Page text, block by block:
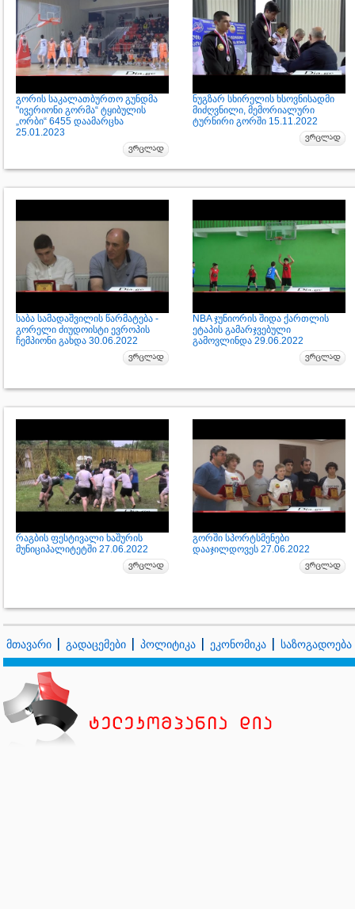
გორის საკალათბურთო გუნდმა
"ივერიონი გორმა“ ტყიბულის
„ორბი“ 6455 დაამარცხა
25.01.2023
ნუგზარ სხირელის ხსოვნისადმი
მიძღვნილი, მემორიალური
ტურნირი გორში 15.11.2022
საბა სამადაშვილის წარმატება -
გორელი ძიუდოისტი ევროპის
ჩემპიონი გახდა 30.06.2022
NBA ჯუნიორის შიდა ქართლის
ეტაპის გამარჯვებული
გამოვლინდა 29.06.2022
რაგბის ფესტივალი ხაშურის
მუნიციპალიტეტში 27.06.2022
გორში სპორტსმენები
დააჯილდოვეს 27.06.2022
მთავარი გადაცემები პოლიტიკა ეკონომიკა საზოგადოება